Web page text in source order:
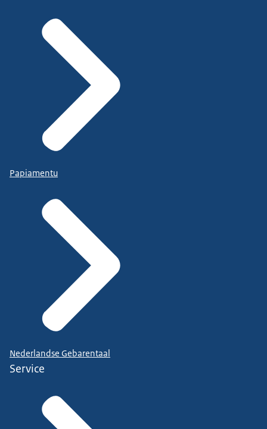
Papiamentu
Nederlandse Gebarentaal
Service